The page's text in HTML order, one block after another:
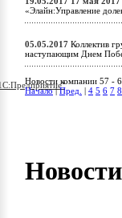
«Элайн:Управление
05.05.2017 Коллектив
наступающим Днем
Новости компании 57 -
Начало|Пред. 4 5 6 7 8